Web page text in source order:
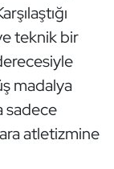
teknik bir
madalya
sadece
atletizmine